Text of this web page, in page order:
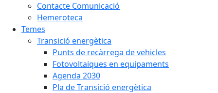
Contacte Comunicació
Hemeroteca
Temes
Transició energètica
Punts de recàrrega de vehicles
Fotovoltaiques en equipaments
Agenda 2030
Pla de Transició energètica